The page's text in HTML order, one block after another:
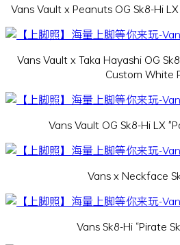
Vans Vault x Peanuts OG Sk8-Hi
Vans Vault x Taka Hayashi OG
Custom White
Vans Vault OG Sk8-Hi LX
Vans x Neckface
Vans Sk8-Hi “Pirate